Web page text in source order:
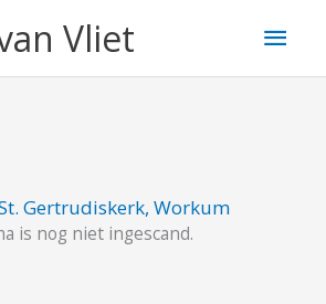
Vliet
Gertrudiskerk, Workum
is nog niet ingescand.